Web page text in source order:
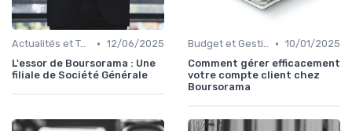
Actualités et Tendances Économiques • 12/06/2025
L'essor de Boursorama : Une
filiale de Société Générale
Budget et Gestion des Finances Personnelles • 10/01/2025
Comment gérer efficacement
votre compte client chez
Boursorama